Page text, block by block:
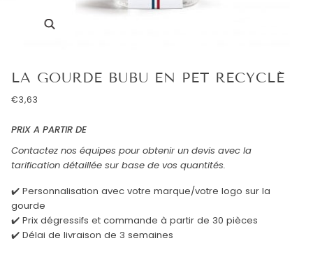
LA GOURDE BUBU EN PET RECYCLÉ
€3,63
PRIX A PARTIR DE
Contactez nos équipes pour obtenir un devis avec la
tarification détaillée sur base de vos quantités.
✔️ Personnalisation avec votre marque/votre logo sur la
gourde
✔️ Prix dégressifs et commande à partir de 30 pièces
✔️ Délai de livraison de 3 semaines